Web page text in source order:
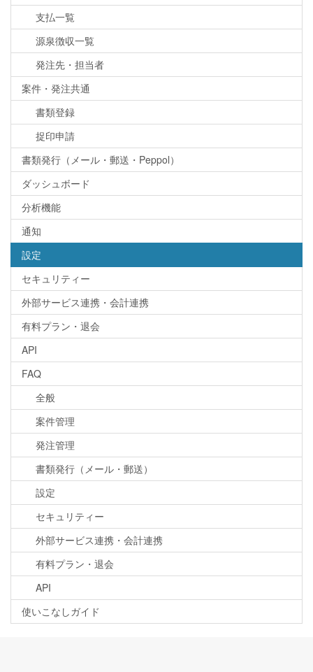
支払一覧
源泉徴収一覧
発注先・担当者
案件・発注共通
書類登録
捉印申請
書類発行（メール・郵送・Peppol）
ダッシュボード
分析機能
通知
設定
セキュリティー
外部サービス連携・会計連携
有料プラン・退会
API
FAQ
全般
案件管理
発注管理
書類発行（メール・郵送）
設定
セキュリティー
外部サービス連携・会計連携
有料プラン・退会
API
使いこなしガイド